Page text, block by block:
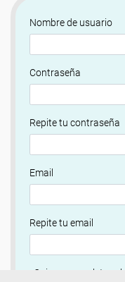
Nombre de usuario
Contraseña
Repite tu contraseña
Email
Repite tu email
¿Quieres completar